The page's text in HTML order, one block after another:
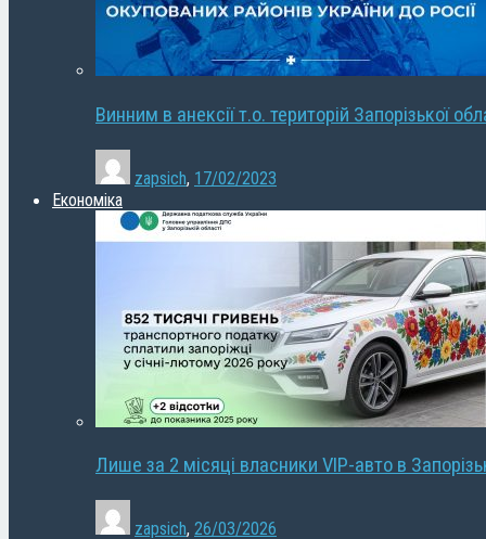
Винним в анексії т.о. територій Запорізької
zapsich, 17/02/2023
Економіка
Лише за 2 місяці власники VIP-авто в
zapsich, 26/03/2026